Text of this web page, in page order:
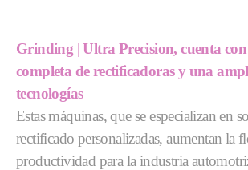
Grinding | Ultra Precision, cuenta
completa de rectificadoras y una
tecnologías
Estas máquinas, que se especializan en
rectificado personalizadas, aumentan la
productividad para la industria